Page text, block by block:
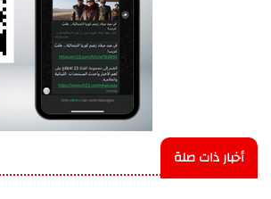
أخبار ذات صلة